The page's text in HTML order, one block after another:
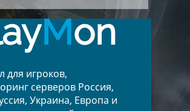
Mon
для игроков,
серверов Россия,
Украина, Европа и